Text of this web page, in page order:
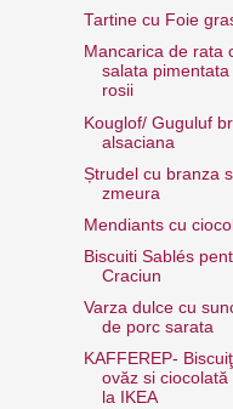
Tartine cu Foie
Mancarica de rata
salata pimentata
rosii
Kouglof/ Guguluf
alsaciana
Ștrudel cu branza
zmeura
Mendiants cu
Biscuiti Sablés
Craciun
Varza dulce cu
de porc sarata
KAFFEREP-
ovăz si ciocolată
la IKEA